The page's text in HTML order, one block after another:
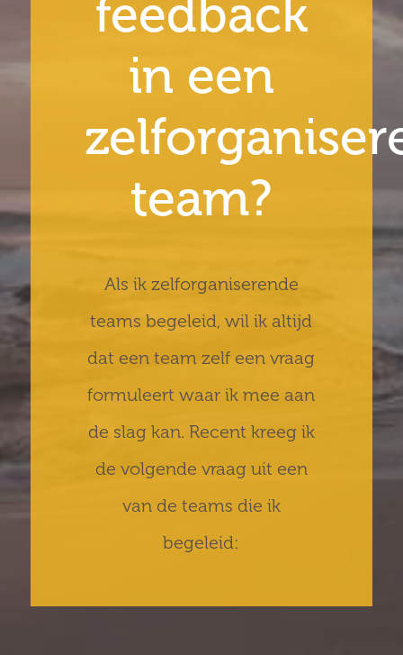
feedback
in een
team?
Als ik zelforganiserende
teams begeleid, wil ik altijd
dat een team zelf een vraag
formuleert waar ik mee aan
de slag kan. Recent kreeg ik
de volgende vraag uit een
van de teams die ik
begeleid: